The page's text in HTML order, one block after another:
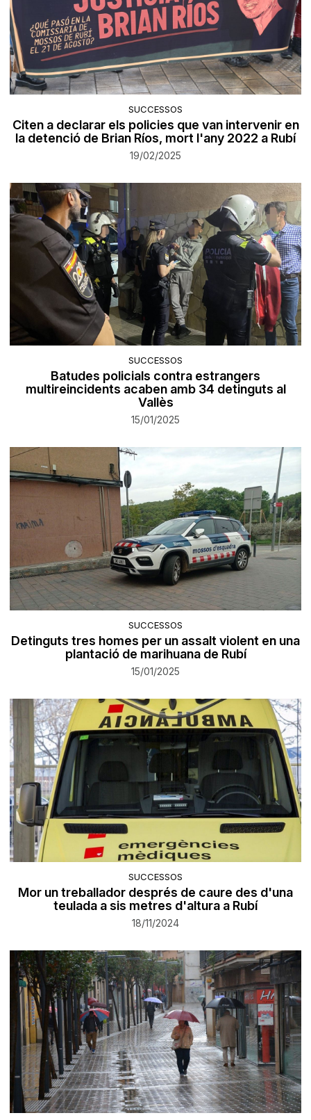
SUCCESSOS
Citen a declarar els policies que van intervenir en
la detenció de Brian Ríos, mort l'any 2022 a Rubí
19/02/2025
SUCCESSOS
Batudes policials contra estrangers
multireincidents acaben amb 34 detinguts al
Vallès
15/01/2025
SUCCESSOS
Detinguts tres homes per un assalt violent en una
plantació de marihuana de Rubí
15/01/2025
SUCCESSOS
Mor un treballador després de caure des d'una
teulada a sis metres d'altura a Rubí
18/11/2024